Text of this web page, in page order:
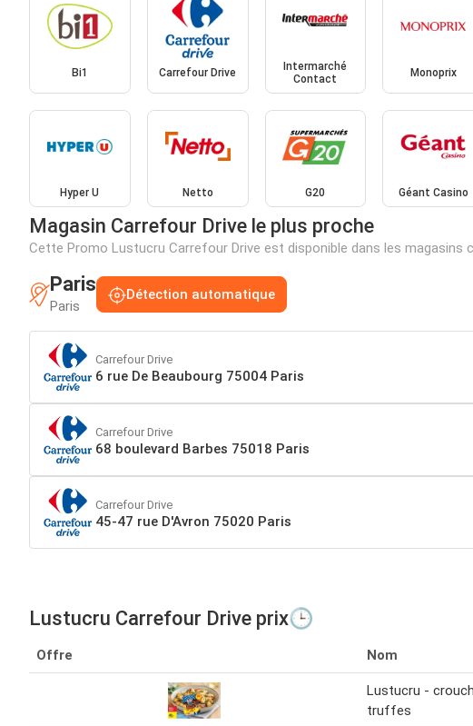
Bi1 Carrefour Drive
Intermarché
Contact
Monoprix
Hyper U Netto G20 Géant Casino
Magasin Carrefour Drive le plus proche
Cette Promo Lustucru Carrefour Drive est disponible dans les
Paris
Paris
Détection automatique
Carrefour Drive
6 rue De Beaubourg 75004 Paris
Carrefour Drive
68 boulevard Barbes 75018 Paris
Carrefour Drive
45-47 rue D'Avron 75020 Paris
Lustucru Carrefour Drive prix🕒
Offre Nom
Lustucru -
truffes